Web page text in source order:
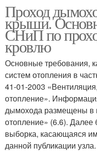
Проход
крыши.
СНиП по
кровлю
Основные требования,
систем отопления в
41-01-2003
отопление».
дымохода размещены в
отопление» (6.6). Далее
выборка, касающаяся
данной публикации узла.